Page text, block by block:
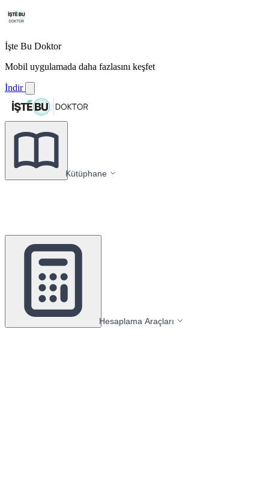
İşte Bu Doktor
Mobil uygulamada daha fazlasını keşfet
İndir
Kütüphane
Hesaplama Araçları